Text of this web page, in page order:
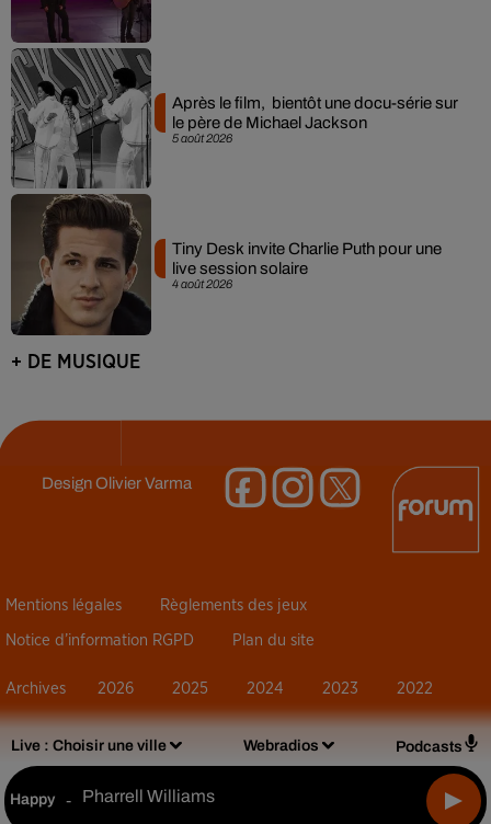
Live : Choisir une ville Webradios Podcasts
Happy - Pharrell Williams
5 août 2026
Après le film, bientôt une docu-série sur
le père de Michael Jackson
4 août 2026
Tiny Desk invite Charlie Puth pour une
live session solaire
+ DE MUSIQUE
DesignOlivier Varma
Mentions légales Règlements des jeux
Notice d’information RGPD Plan du site
Archives 2026 2025 2024 2023 2022